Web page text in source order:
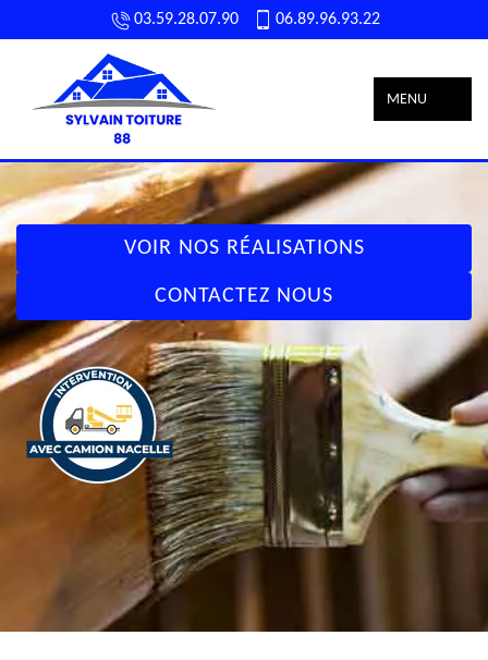
03.59.28.07.90 06.89.96.93.22
MENU
VOIR NOS RÉALISATIONS
CONTACTEZ NOUS